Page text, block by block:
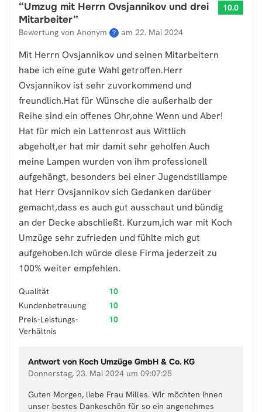
“Umzug mit Herrn Ovsjannikov und drei
Mitarbeiter”
Bewertung von Anonym ? am 22. Mai 2024
10.0
Mit Herrn Ovsjannikov und seinen Mitarbeitern
habe ich eine gute Wahl getroffen.Herr
Ovsjannikov ist sehr zuvorkommend und
freundlich.Hat für Wünsche die außerhalb der
Reihe sind ein offenes Ohr,ohne Wenn und Aber!
Hat für mich ein Lattenrost aus Wittlich
abgeholt,er hat mir damit sehr geholfen Auch
meine Lampen wurden von ihm professionell
aufgehängt, besonders bei einer Jugendstillampe
hat Herr Ovsjannikov sich Gedanken darüber
gemacht,dass es auch gut ausschaut und bündig
an der Decke abschließt. Kurzum,ich war mit Koch
Umzüge sehr zufrieden und fühlte mich gut
aufgehoben.Ich würde diese Firma jederzeit zu
100% weiter empfehlen.
Qualität
10
Kundenbetreuung
10
Preis-Leistungs-
Verhältnis
10
Antwort von Koch Umzüge GmbH & Co. KG
Donnerstag, 23. Mai 2024 um 09:07:25
Guten Morgen, liebe Frau Milles. Wir möchten Ihnen
unser bestes Dankeschön für so ein angenehmes